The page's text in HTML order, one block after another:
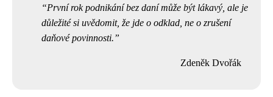
První rok podnikání bez daní může být lákavý, ale je
důležité si uvědomit, že jde o odklad, ne o zrušení
daňové povinnosti.
Zdeněk Dvořák